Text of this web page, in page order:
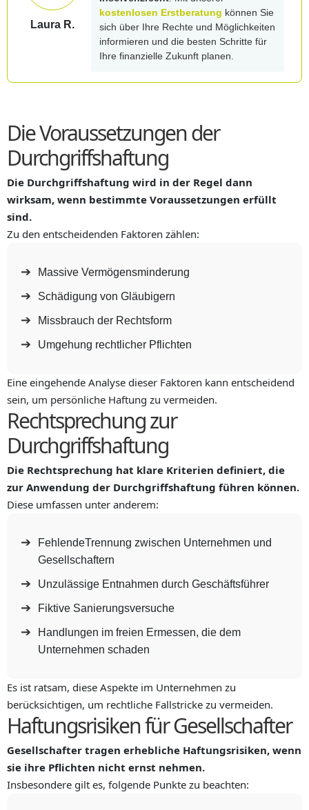
Laura R.
kostenlosen Erstberatung können Sie
sich über Ihre Rechte und Möglichkeiten
informieren und die besten Schritte für
Ihre finanzielle Zukunft planen.
Die Voraussetzungen der
Durchgriffshaftung
Die Durchgriffshaftung wird in der Regel dann
wirksam, wenn bestimmte Voraussetzungen erfüllt
sind.
Zu den entscheidenden Faktoren zählen:
Massive Vermögensminderung
Schädigung von Gläubigern
Missbrauch der Rechtsform
Umgehung rechtlicher Pflichten
Eine eingehende Analyse dieser Faktoren kann entscheidend
sein, um persönliche Haftung zu vermeiden.
Rechtsprechung zur
Durchgriffshaftung
Die Rechtsprechung hat klare Kriterien definiert, die
zur Anwendung der Durchgriffshaftung führen können.
Diese umfassen unter anderem:
FehlendeTrennung zwischen Unternehmen und
Gesellschaftern
Unzulässige Entnahmen durch Geschäftsführer
Fiktive Sanierungsversuche
Handlungen im freien Ermessen, die dem
Unternehmen schaden
Es ist ratsam, diese Aspekte im Unternehmen zu
berücksichtigen, um rechtliche Fallstricke zu vermeiden.
Haftungsrisiken für Gesellschafter
Gesellschafter tragen erhebliche Haftungsrisiken, wenn
sie ihre Pflichten nicht ernst nehmen.
Insbesondere gilt es, folgende Punkte zu beachten: